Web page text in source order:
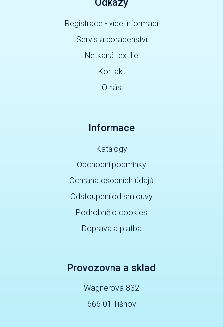
Odkazy
Registrace - více informací
Servis a poradenství
Netkaná textilie
Kontakt
O nás
Informace
Katalogy
Obchodní podmínky
Ochrana osobních údajů
Odstoupení od smlouvy
Podrobně o cookies
Doprava a platba
Provozovna a sklad
Wagnerova 832
666 01 Tišnov